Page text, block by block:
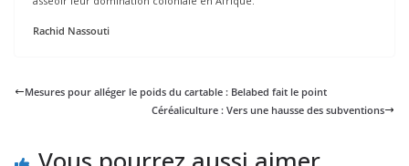
Rachid Nassouti
Mesures pour alléger le poids du cartable : Belabed fait le point
Céréaliculture : Vers une hausse des subventions